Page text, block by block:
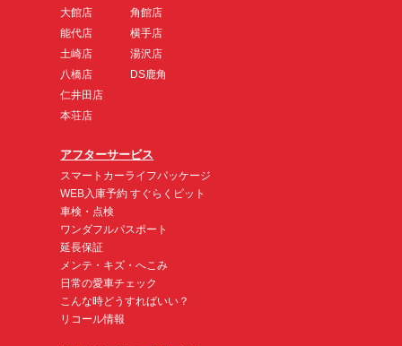
大館店
能代店
土崎店
八橋店
仁井田店
本荘店
角館店
横手店
湯沢店
DS鹿角
アフターサービス
スマートカーライフパッケージ
WEB入庫予約 すぐらくピット
車検・点検
ワンダフルパスポート
延長保証
メンテ・キズ・へこみ
日常の愛車チェック
こんな時どうすればいい？
リコール情報